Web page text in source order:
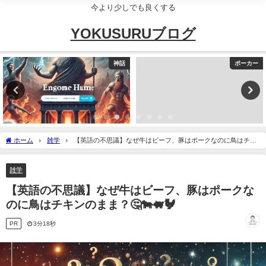
今より少しでも良くする
YOKUSURUブログ
神話 ポーカー
ホーム 雑学
【英語の不思議】なぜ牛はビーフ、豚はポークなのに鳥はチキ
ンのまま？🤔🐄🐖🐓
雑学
【英語の不思議】なぜ牛はビーフ、豚はポークな
のに鳥はチキンのまま？🤔🐄🐖🐓
PR 3分18秒